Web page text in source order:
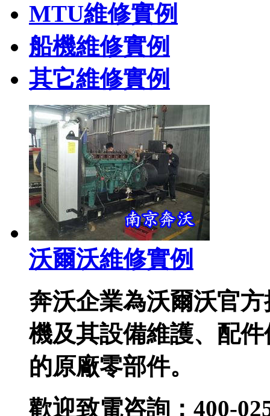
MTU維修實例
船機維修實例
其它維修實例
沃爾沃維修實例
奔沃企業為沃爾沃官
機及其設備維護、配
的原廠零部件。
歡迎致電咨詢：400-